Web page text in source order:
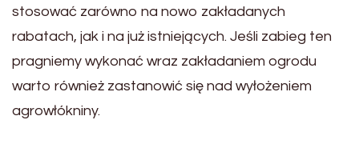
stosować zarówno na nowo zakładanych
rabatach, jak i na już istniejących. Jeśli zabieg ten
pragniemy wykonać wraz zakładaniem ogrodu
warto również zastanowić się nad wyłożeniem
agrowłókniny.